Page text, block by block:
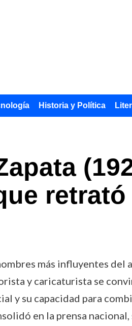
Historia y Política
más influyentes
y caricaturista se
y su capacidad para
en la prensa